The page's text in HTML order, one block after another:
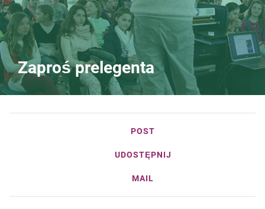
Zaproś prelegenta
POST
UDOSTĘPNIJ
MAIL